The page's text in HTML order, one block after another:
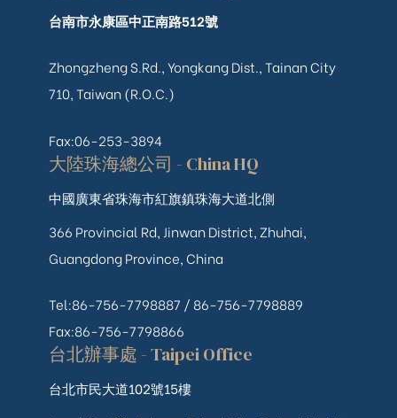
台南市永康區中正南路512號
Zhongzheng S.Rd., Yongkang Dist., Tainan City
710, Taiwan (R.O.C.)
Fax:06-253-3894
大陸珠海總公司 - China HQ
中國廣東省珠海市紅旗鎮珠海大道北側
366 Provincial Rd, Jinwan District, Zhuhai,
Guangdong Province, China
Tel:86-756-7798887 / 86-756-7798889
Fax:86-756-7798866
台北辦事處 - Taipei Office
台北市民大道102號15樓